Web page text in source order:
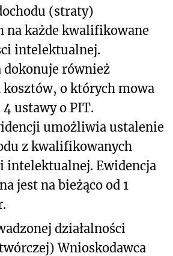
(straty)
na każde kwalifikowane
intelektualnej.
dokonuje również
o których mowa
ustawy o PIT.
umożliwia ustalenie
z kwalifikowanych
intelektualnej. Ewidencja
jest na bieżąco od 1
działalności
Wnioskodawca